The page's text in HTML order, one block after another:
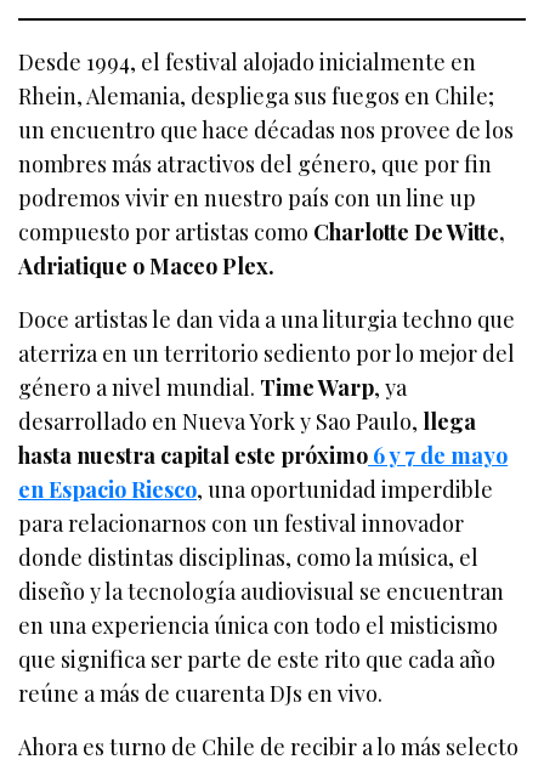
Desde 1994, el festival alojado inicialmente en
Rhein, Alemania, despliega sus fuegos en Chile;
un encuentro que hace décadas nos provee de los
nombres más atractivos del género, que por fin
podremos vivir en nuestro país con un line up
compuesto por artistas como Charlotte De Witte,
Adriatique o Maceo Plex.
Doce artistas le dan vida a una liturgia techno que
aterriza en un territorio sediento por lo mejor del
género a nivel mundial. Time Warp, ya
desarrollado en Nueva York y Sao Paulo, llega
hasta nuestra capital este próximo 6 y 7 de mayo
en Espacio Riesco, una oportunidad imperdible
para relacionarnos con un festival innovador
donde distintas disciplinas, como la música, el
diseño y la tecnología audiovisual se encuentran
en una experiencia única con todo el misticismo
que significa ser parte de este rito que cada año
reúne a más de cuarenta DJs en vivo.
Ahora es turno de Chile de recibir a lo más selecto